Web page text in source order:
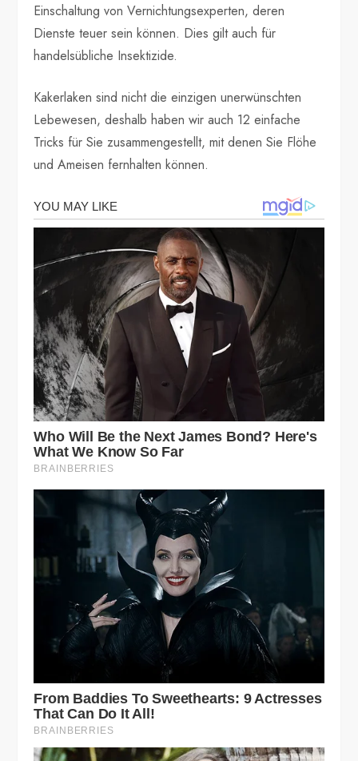
Einschaltung von Vernichtungsexperten, deren
Dienste teuer sein können. Dies gilt auch für
handelsübliche Insektizide.
Kakerlaken sind nicht die einzigen unerwünschten
Lebewesen, deshalb haben wir auch 12 einfache
Tricks für Sie zusammengestellt, mit denen Sie Flöhe
und Ameisen fernhalten können.